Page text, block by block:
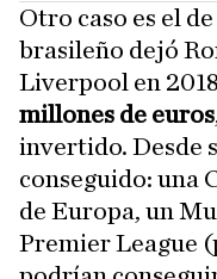
Otro caso es el de
brasileño dejó
Liverpool en
millones de euros
invertido. Desde
conseguido: una
de Europa, un
Premier League